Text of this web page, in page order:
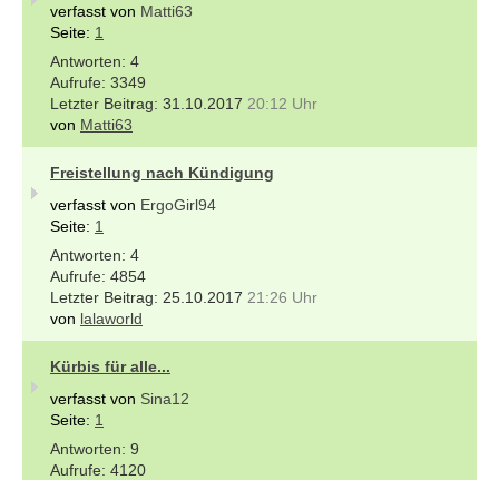
verfasst von Matti63
Seite: 1
4
3349
31.10.2017 20:12 Uhr
von Matti63
Freistellung nach Kündigung
verfasst von ErgoGirl94
Seite: 1
4
4854
25.10.2017 21:26 Uhr
von lalaworld
Kürbis für alle...
verfasst von Sina12
Seite: 1
9
4120